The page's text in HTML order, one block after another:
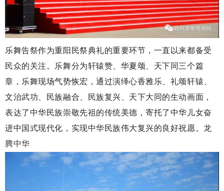
乐舞告祭作为重阳民祭典礼的重要环节，一直以来都备受
民众的关注。乐舞分为轩辕赞、华夏颂、天下同三个篇
章，乐舞现场气势恢宏，通过演绎心香雅乐、礼颂轩辕、
文治武功、民族融合、民族复兴、天下大同的生动画面，
表达了中华民族崇敬先祖的传统美德，寄托了中华儿女奋
进中国式现代化，实现中华民族伟大复兴的良好祝愿。龙
腾中华